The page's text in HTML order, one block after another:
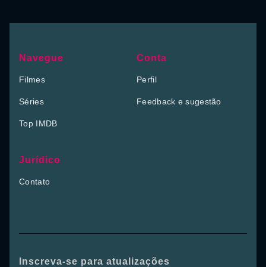
Navegue
Filmes
Séries
Top IMDB
Conta
Perfil
Feedback e sugestão
Jurídico
Contato
Inscreva-se para atualizações